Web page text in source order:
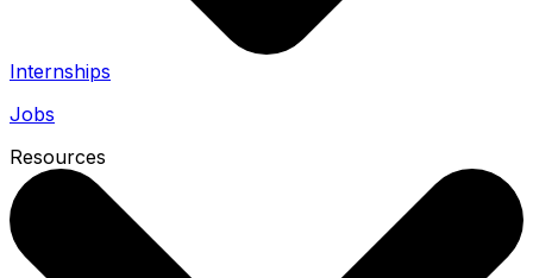
Internships
Jobs
Resources